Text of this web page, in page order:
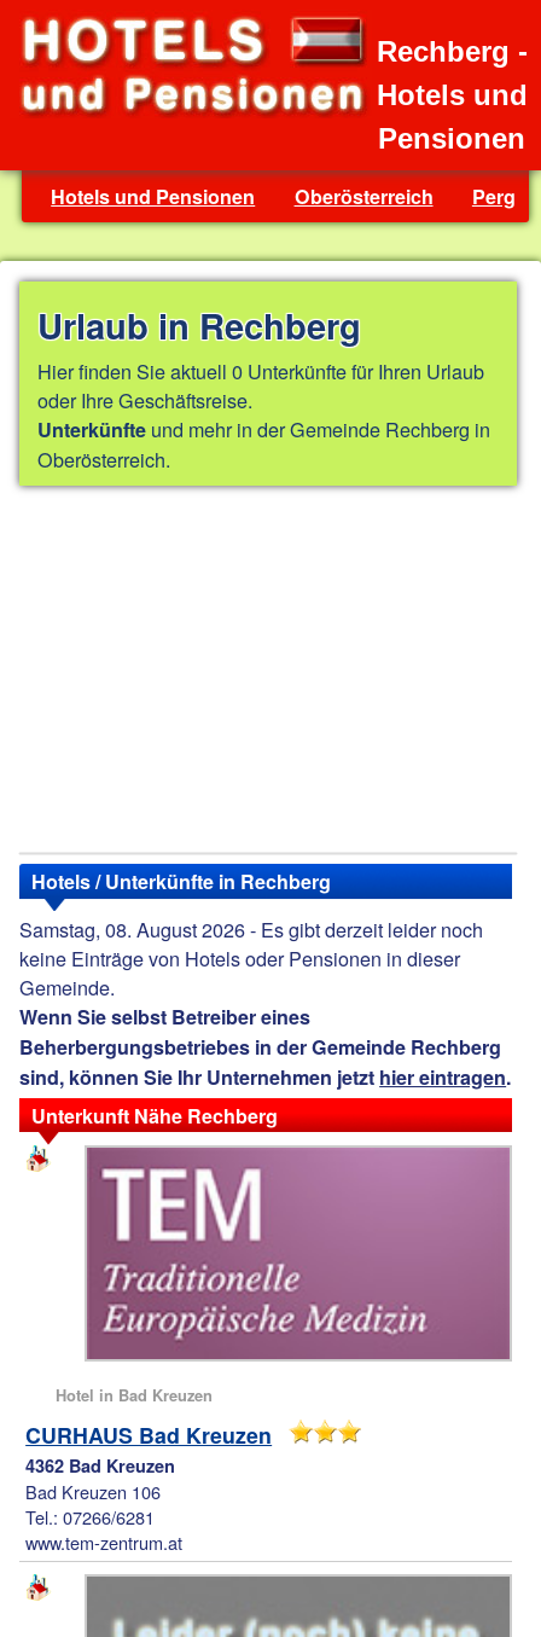
Rechberg -
Hotels und
Pensionen
Hotels und Pensionen Oberösterreich Perg
Urlaub in Rechberg
Hier finden Sie aktuell 0 Unterkünfte für Ihren Urlaub
oder Ihre Geschäftsreise.
Unterkünfte und mehr in der Gemeinde Rechberg in
Oberösterreich.
Hotels / Unterkünfte in Rechberg
Samstag, 08. August 2026 - Es gibt derzeit leider noch
keine Einträge von Hotels oder Pensionen in dieser
Gemeinde.
Wenn Sie selbst Betreiber eines
Beherbergungsbetriebes in der Gemeinde Rechberg
sind, können Sie Ihr Unternehmen jetzt hier eintragen.
Unterkunft Nähe Rechberg
Hotel in Bad Kreuzen
CURHAUS Bad Kreuzen
4362 Bad Kreuzen
Bad Kreuzen 106
Tel.: 07266/6281
www.tem-zentrum.at